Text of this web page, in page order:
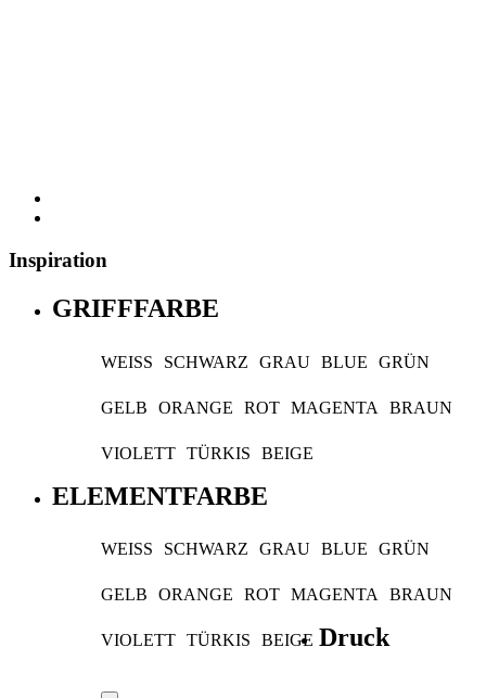
Inspiration
GRIFFFARBE
WEISS SCHWARZ GRAU BLUE GRÜN
GELB ORANGE ROT MAGENTA BRAUN
VIOLETT TÜRKIS BEIGE
ELEMENTFARBE
WEISS SCHWARZ GRAU BLUE GRÜN
GELB ORANGE ROT MAGENTA BRAUN
VIOLETT TÜRKIS BEIGE Druck